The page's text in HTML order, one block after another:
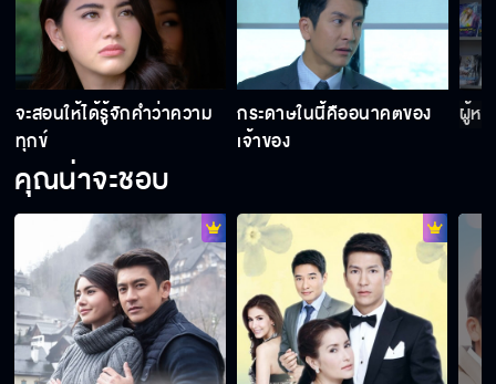
จะสอนให้ได้รู้จักคำว่าความ
ทุกข์
กระดาษในนี้คืออนาคตของ
เจ้าของ
ผู้ห
คุณน่าจะชอบ